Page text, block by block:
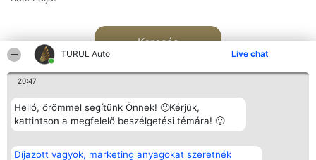
TURUL Auto Live chat
20:47
Helló, örömmel segítünk Önnek! 🙂Kérjük,
kattintson a megfelelő beszélgetési témára! 🙂
Díjazott vagyok, marketing anyagokat szeretnék
Keresés
Rangsorszervező
SC Beautiful Company S.R.L.
Népszavazás
Nyertesek
Elérhetőség
Elérhetőség